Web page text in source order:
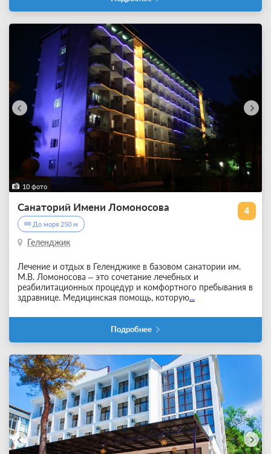
10 фото
4
Санаторий Имени Ломоносова
До моря 250 м
Геленджик
Лечение и отдых в Геленджике в базовом санатории им.
М.В. Ломоносова – это сочетание лечебных и
реабилитационных процедур и комфортного пребывания в
здравнице. Медицинская помощь, которую...
Подробнее